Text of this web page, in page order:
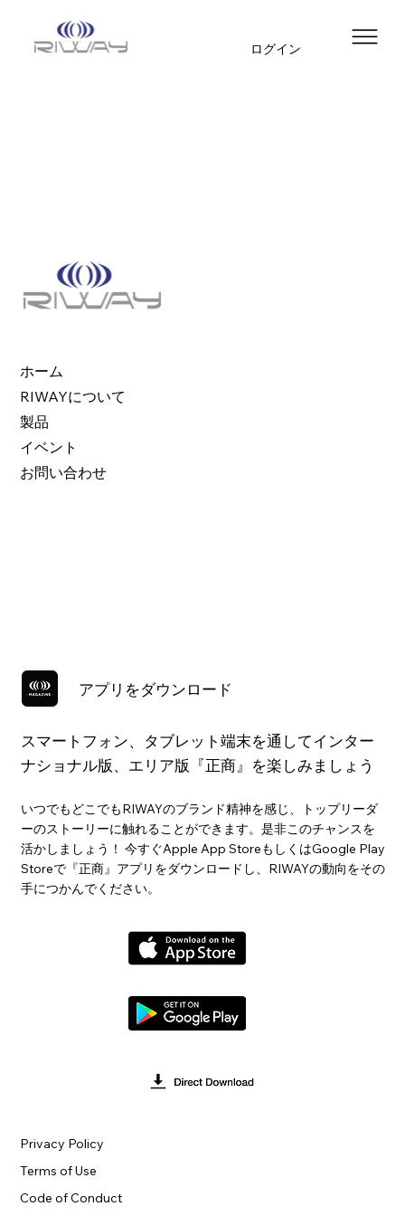
ログイン
ホーム
RIWAYについて
製品
イベント
お問い合わせ
アプリをダウンロード
スマートフォン、タブレット端末を通してインター
ナショナル版、エリア版『正商』を楽しみましょう
いつでもどこでもRIWAYのブランド精神を感じ、トップリーダ
ーのストーリーに触れることができます。是非このチャンスを
活かしましょう！ 今すぐApple App StoreもしくはGoogle Play
Storeで『正商』アプリをダウンロードし、RIWAYの動向をその
手につかんでください。
Terms of Use
Privacy Policy
Code of Conduct